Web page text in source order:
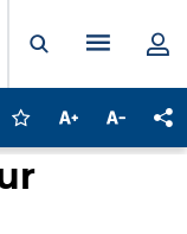
Ouvrir laMenu
Connectez-vous
Augmenter la